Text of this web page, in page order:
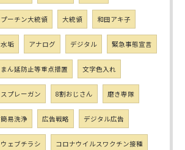
プーチン大統領 大統領 和田アキ子
水垢 アナログ デジタル 緊急事態宣言
まん延防止等重点措置 文字色入れ
スプレーガン 8割おじさん 磨き専隊
簡易洗浄 広告戦略 デジタル広告
ウェブチラシ コロナウイルスワクチン接種